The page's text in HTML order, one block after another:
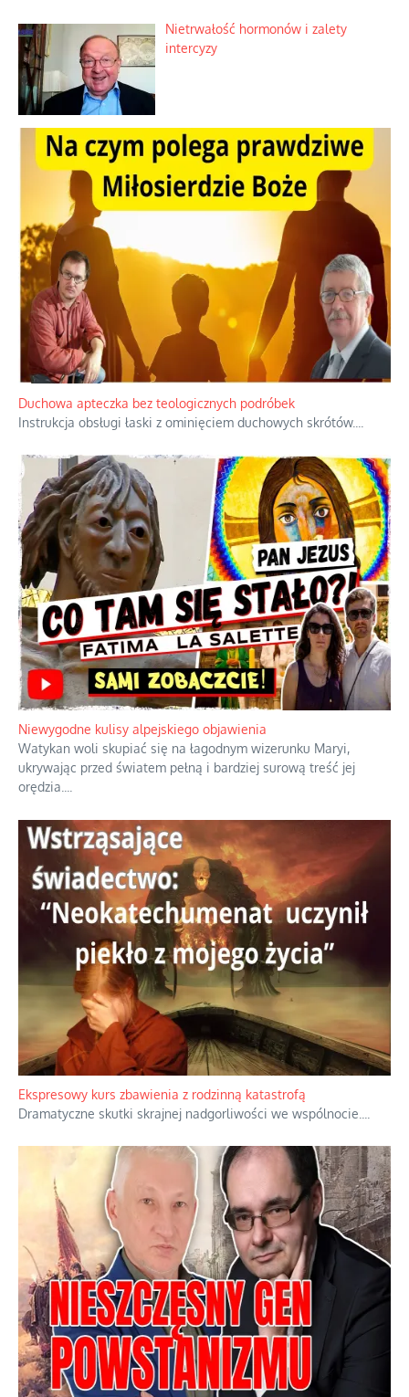
Nietrwałość hormonów i zalety
intercyzy
Duchowa apteczka bez teologicznych podróbek
Instrukcja obsługi łaski z ominięciem duchowych skrótów.
Niewygodne kulisy alpejskiego objawienia
Watykan woli skupiać się na łagodnym wizerunku Maryi,
ukrywając przed światem pełną i bardziej surową treść jej
orędzia.
Ekspresowy kurs zbawienia z rodzinną katastrofą
Dramatyczne skutki skrajnej nadgorliwości we wspólnocie.